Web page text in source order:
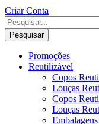
Criar Conta
Pesquisar
Promoções
Reutilizável
Copos
Louças
Copos
Louças